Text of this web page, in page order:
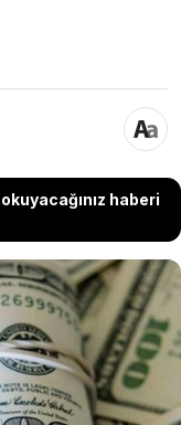
haberi
piyasasında
ilgisinin de
altında yatay